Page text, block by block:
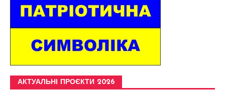
АКТУАЛЬНІ ПРОЄКТИ 2026